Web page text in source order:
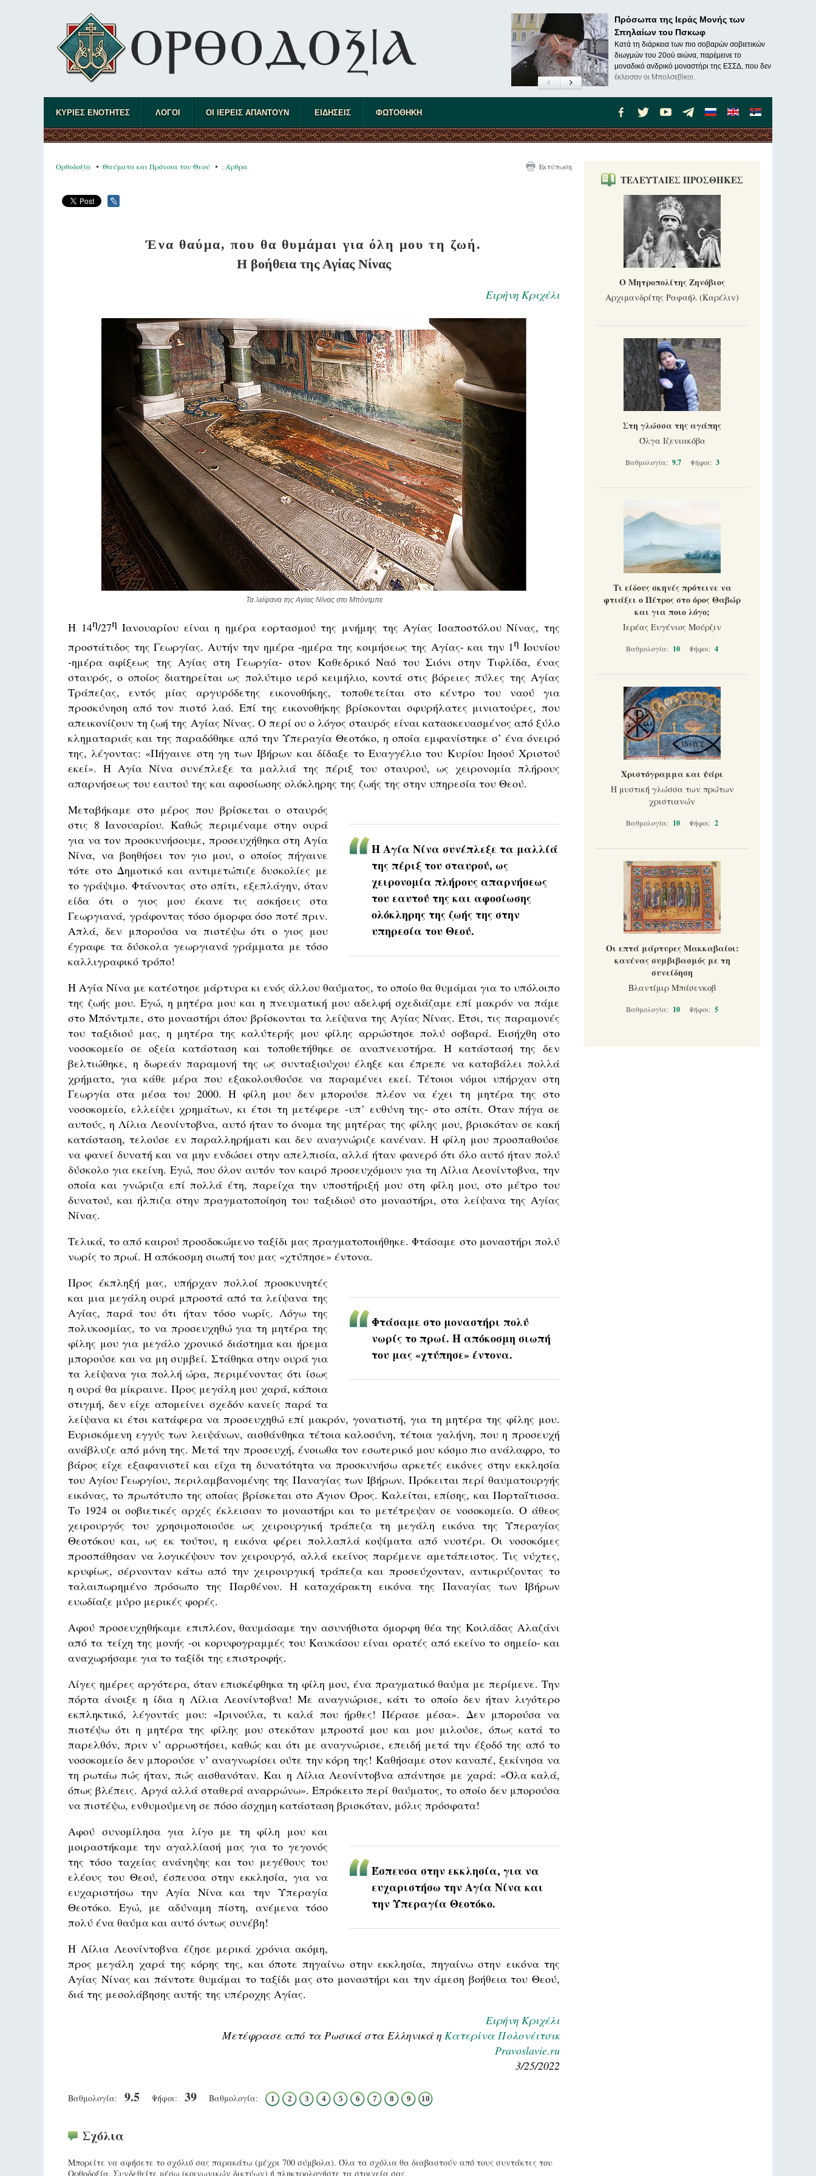
Πρόσωπα της Ιεράς Μονής των
Σπηλαίων του Πσκωφ
Κατά τη διάρκεια των πιο σοβαρών σοβιετικών
διωγμών του 20ού αιώνα, παρέμεινε το
μοναδικό ανδρικό μοναστήρι της ΕΣΣΔ, που δεν
έκλεισαν οι Μπολσεβίκοι.
ΚΥΡΙΕΣ ΕΝΟΤΗΤΕΣ ΛΟΓΟΙ ΟΙ ΙΕΡΕΙΣ ΑΠΑΝΤΟΥΝ ΕΙΔΗΣΕΙΣ ΦΩΤΟΘΗΚΗ
Ορθοδοξία Θαύματα και Πρόνοια του Θεού : Άρθρα Εκτύπωση
Ένα θαύμα, που θα θυμάμαι για όλη μου τη ζωή.
Η βοήθεια της Αγίας Νίνας
Ειρήνη Κριχέλι
Τα λείψανα της Αγίας Νίνας στο Μπόντμπε
Η 14η/27η Ιανουαρίου είναι η ημέρα εορτασμού της μνήμης της Αγίας Ισαποστόλου Νίνας, της
προστάτιδος της Γεωργίας. Αυτήν την ημέρα -ημέρα της κοιμήσεως της Αγίας- και την 1η Ιουνίου
-ημέρα αφίξεως της Αγίας στη Γεωργία- στον Καθεδρικό Ναό του Σιόνι στην Τιφλίδα, ένας
σταυρός, ο οποίος διατηρείται ως πολύτιμο ιερό κειμήλιο, κοντά στις βόρειες πύλες της Αγίας
Τράπεζας, εντός μίας αργυρόδετης εικονοθήκης, τοποθετείται στο κέντρο του ναού για
προσκύνηση από τον πιστό λαό. Επί της εικονοθήκης βρίσκονται σφυρήλατες μινιατούρες, που
απεικονίζουν τη ζωή της Αγίας Νίνας. Ο περί ου ο λόγος σταυρός είναι κατασκευασμένος από ξύλο
κληματαριάς και της παραδόθηκε από την Υπεραγία Θεοτόκο, η οποία εμφανίστηκε σ’ ένα όνειρό
της, λέγοντας: «Πήγαινε στη γη των Ιβήρων και δίδαξε το Ευαγγέλιο του Κυρίου Ιησού Χριστού
εκεί». Η Αγία Νίνα συνέπλεξε τα μαλλιά της πέριξ του σταυρού, ως χειρονομία πλήρους
απαρνήσεως του εαυτού της και αφοσίωσης ολόκληρης της ζωής της στην υπηρεσία του Θεού.
Η Αγία Νίνα συνέπλεξε τα μαλλίά
της πέριξ του σταυρού, ως
χειρονομία πλήρους απαρνήσεως
του εαυτού της και αφοσίωσης
ολόκληρης της ζωής της στην
υπηρεσία του Θεού.
Μεταβήκαμε στο μέρος που βρίσκεται ο σταυρός
στις 8 Ιανουαρίου. Καθώς περιμέναμε στην ουρά
για να τον προσκυνήσουμε, προσευχήθηκα στη Αγία
Νίνα, να βοηθήσει τον γιο μου, ο οποίος πήγαινε
τότε στο Δημοτικό και αντιμετώπιζε δυσκολίες με
το γράψιμο. Φτάνοντας στο σπίτι, εξεπλάγην, όταν
είδα ότι ο γιος μου έκανε τις ασκήσεις στα
Γεωργιανά, γράφοντας τόσο όμορφα όσο ποτέ πριν.
Απλά, δεν μπορούσα να πιστέψω ότι ο γιος μου
έγραφε τα δύσκολα γεωργιανά γράμματα με τόσο
καλλιγραφικό τρόπο!
Η Αγία Νίνα με κατέστησε μάρτυρα κι ενός άλλου θαύματος, το οποίο θα θυμάμαι για το υπόλοιπο
της ζωής μου. Εγώ, η μητέρα μου και η πνευματική μου αδελφή σχεδιάζαμε επί μακρόν να πάμε
στο Μπόντμπε, στο μοναστήρι όπου βρίσκονται τα λείψανα της Αγίας Νίνας. Έτσι, τις παραμονές
του ταξιδιού μας, η μητέρα της καλύτερής μου φίλης αρρώστησε πολύ σοβαρά. Εισήχθη στο
νοσοκομείο σε οξεία κατάσταση και τοποθετήθηκε σε αναπνευστήρα. Η κατάστασή της δεν
βελτιώθηκε, η δωρεάν παραμονή της ως συνταξιούχου έληξε και έπρεπε να καταβάλει πολλά
χρήματα, για κάθε μέρα που εξακολουθούσε να παραμένει εκεί. Τέτοιοι νόμοι υπήρχαν στη
Γεωργία στα μέσα του 2000. Η φίλη μου δεν μπορούσε πλέον να έχει τη μητέρα της στο
νοσοκομείο, ελλείψει χρημάτων, κι έτσι τη μετέφερε -υπ’ ευθύνη της- στο σπίτι. Όταν πήγα σε
αυτούς, η Λίλια Λεονίντοβνα, αυτό ήταν το όνομα της μητέρας της φίλης μου, βρισκόταν σε κακή
κατάσταση, τελούσε εν παραλληρήματι και δεν αναγνώριζε κανέναν. Η φίλη μου προσπαθούσε
να φανεί δυνατή και να μην ενδώσει στην απελπισία, αλλά ήταν φανερό ότι όλο αυτό ήταν πολύ
δύσκολο για εκείνη. Εγώ, που όλον αυτόν τον καιρό προσευχόμουν για τη Λίλια Λεονίντοβνα, την
οποία και γνώριζα επί πολλά έτη, παρείχα την υποστήριξή μου στη φίλη μου, στο μέτρο του
δυνατού, και ήλπιζα στην πραγματοποίηση του ταξιδιού στο μοναστήρι, στα λείψανα της Αγίας
Νίνας.
Τελικά, το από καιρού προσδοκώμενο ταξίδι μας πραγματοποιήθηκε. Φτάσαμε στο μοναστήρι πολύ
νωρίς το πρωί. Η απόκοσμη σιωπή του μας «χτύπησε» έντονα.
Φτάσαμε στο μοναστήρι πολύ
νωρίς το πρωί. Η απόκοσμη σιωπή
του μας «χτύπησε» έντονα.
Προς έκπληξή μας, υπήρχαν πολλοί προσκυνητές
και μια μεγάλη ουρά μπροστά από τα λείψανα της
Αγίας, παρά του ότι ήταν τόσο νωρίς. Λόγω της
πολυκοσμίας, το να προσευχηθώ για τη μητέρα της
φίλης μου για μεγάλο χρονικό διάστημα και ήρεμα
μπορούσε και να μη συμβεί. Στάθηκα στην ουρά για
τα λείψανα για πολλή ώρα, περιμένοντας ότι ίσως
η ουρά θα μίκραινε. Προς μεγάλη μου χαρά, κάποια
στιγμή, δεν είχε απομείνει σχεδόν κανείς παρά τα
λείψανα κι έτσι κατάφερα να προσευχηθώ επί μακρόν, γονατιστή, για τη μητέρα της φίλης μου.
Ευρισκόμενη εγγύς των λειψάνων, αισθάνθηκα τέτοια καλοσύνη, τέτοια γαλήνη, που η προσευχή
ανάβλυζε από μόνη της. Μετά την προσευχή, ένοιωθα τον εσωτερικό μου κόσμο πιο ανάλαφρο, το
βάρος είχε εξαφανιστεί και είχα τη δυνατότητα να προσκυνήσω αρκετές εικόνες στην εκκλησία
του Αγίου Γεωργίου, περιλαμβανομένης της Παναγίας των Ιβήρων. Πρόκειται περί θαυματουργής
εικόνας, το πρωτότυπο της οποίας βρίσκεται στο Άγιον Όρος. Καλείται, επίσης, και Πορταΐτισσα.
Το 1924 οι σοβιετικές αρχές έκλεισαν το μοναστήρι και το μετέτρεψαν σε νοσοκομείο. Ο άθεος
χειρουργός του χρησιμοποιούσε ως χειρουργική τράπεζα τη μεγάλη εικόνα της Υπεραγίας
Θεοτόκου και, ως εκ τούτου, η εικόνα φέρει πολλαπλά κοψίματα από νυστέρι. Οι νοσοκόμες
προσπάθησαν να λογικέψουν τον χειρουργό, αλλά εκείνος παρέμενε αμετάπειστος. Τις νύχτες,
κρυφίως, σέρνονταν κάτω από την χειρουργική τράπεζα και προσεύχονταν, αντικρύζοντας το
ταλαιπωρημένο πρόσωπο της Παρθένου. Η καταχάρακτη εικόνα της Παναγίας των Ιβήρων
ευωδίαζε μύρο μερικές φορές.
Αφού προσευχηθήκαμε επιπλέον, θαυμάσαμε την ασυνήθιστα όμορφη θέα της Κοιλάδας Αλαζάνι
από τα τείχη της μονής -οι κορυφογραμμές του Καυκάσου είναι ορατές από εκείνο το σημείο- και
αναχωρήσαμε για το ταξίδι της επιστροφής.
Λίγες ημέρες αργότερα, όταν επισκέφθηκα τη φίλη μου, ένα πραγματικό θαύμα με περίμενε. Την
πόρτα άνοιξε η ίδια η Λίλια Λεονίντοβνα! Με αναγνώρισε, κάτι το οποίο δεν ήταν λιγότερο
εκπληκτικό, λέγοντάς μου: «Ιρινούλα, τι καλά που ήρθες! Πέρασε μέσα». Δεν μπορούσα να
πιστέψω ότι η μητέρα της φίλης μου στεκόταν μπροστά μου και μου μιλούσε, όπως κατά το
παρελθόν, πριν ν’ αρρωστήσει, καθώς και ότι με αναγνώρισε, επειδή μετά την έξοδό της από το
νοσοκομείο δεν μπορούσε ν’ αναγνωρίσει ούτε την κόρη της! Καθήσαμε στον καναπέ, ξεκίνησα να
τη ρωτάω πώς ήταν, πώς αισθανόταν. Και η Λίλια Λεονίντοβνα απάντησε με χαρά: «Όλα καλά,
όπως βλέπεις. Αργά αλλά σταθερά αναρρώνω». Επρόκειτο περί θαύματος, το οποίο δεν μπορούσα
να πιστέψω, ενθυμούμενη σε πόσο άσχημη κατάσταση βρισκόταν, μόλις πρόσφατα!
Έσπευσα στην εκκλησία, για να
ευχαριστήσω την Αγία Νίνα και
την Υπεραγία Θεοτόκο.
Αφού συνομίλησα για λίγο με τη φίλη μου και
μοιραστήκαμε την αγαλλίασή μας για το γεγονός
της τόσο ταχείας ανάνηψης και του μεγέθους του
ελέους του Θεού, έσπευσα στην εκκλησία, για να
ευχαριστήσω την Αγία Νίνα και την Υπεραγία
Θεοτόκο. Εγώ, με αδύναμη πίστη, ανέμενα τόσο
πολύ ένα θαύμα και αυτό όντως συνέβη!
Η Λίλια Λεονίντοβνα έζησε μερικά χρόνια ακόμη,
προς μεγάλη χαρά της κόρης της, και όποτε πηγαίνω στην εκκλησία, πηγαίνω στην εικόνα της
Αγίας Νίνας και πάντοτε θυμάμαι το ταξίδι μας στο μοναστήρι και την άμεση βοήθεια του Θεού,
διά της μεσολάβησης αυτής της υπέροχης Αγίας.
Ειρήνη Κριχέλι
Μετέφρασε από τα Ρωσικά στα Ελληνικά η Κατερίνα Πολονέιτσικ
Pravoslavie.ru
3/25/2022
Βαθμολογία: 9.5 Ψήφοι: 39 Βαθμολογία: 1 2 3 4 5 6 7 8 9 10
Σχόλια
Μπορείτε να αφήσετε το σχόλιό σας παρακάτω (μέχρι 700 σύμβολα). Όλα τα σχόλια θα διαβαστούν από τους συντάκτες του
Ορθοδοξία. Συνδεθείτε μέσω (κοινωνικών δικτύων) ή πληκτρολογήστε τα στοιχεία σας.
ΤΕΛΕΥΤΑΙΕΣ ΠΡΟΣΘΗΚΕΣ
Ο Μητροπολίτης Ζηνόβιος
Αρχιμανδρίτης Ραφαήλ (Καρέλιν)
Στη γλώσσα της αγάπης
Όλγα Ιζενιακόβα
Βαθμολογία: 9.7 Ψήφοι: 3
Τι είδους σκηνές πρότεινε να
φτιάξει ο Πέτρος στο όρος Θαβώρ
και για ποιο λόγο;
Ιερέας Ευγένιος Μούρζιν
Βαθμολογία: 10 Ψήφοι: 4
Χριστόγραμμα και ψάρι
Η μυστική γλώσσα των πρώτων
χριστιανών
Βαθμολογία: 10 Ψήφοι: 2
Οι επτά μάρτυρες Μακκαβαίοι:
κανένας συμβιβασμός με τη
συνείδηση
Βλαντίμιρ Μπάσενκοβ
Βαθμολογία: 10 Ψήφοι: 5